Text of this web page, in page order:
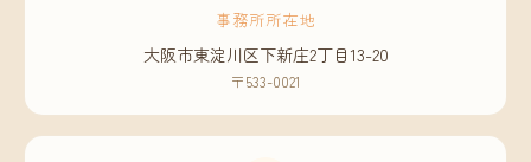
事務所所在地
大阪市東淀川区下新庄2丁目13-20
〒533-0021